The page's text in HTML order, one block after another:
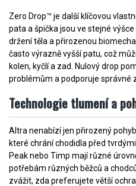
Zero Drop™ je další klíčovou
pata a špička jsou ve stejné
držení těla a přirozenou
často výrazně vyšší patu, což
kolen, kyčlí a zad. Nulový drop
problémům a podporuje správné
Technologie tlumení a
Altra nenabízí jen přirozený
které chrání chodidla před
Peak nebo Timp mají různé
potřebám různých běžců a
zvážit, zda preferujete větší